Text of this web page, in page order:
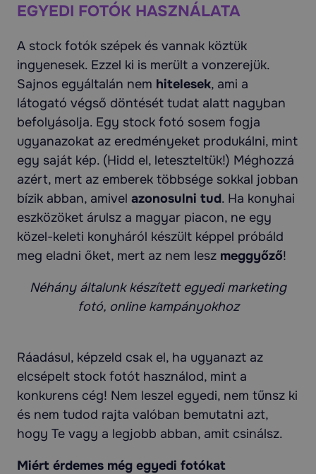
EGYEDI FOTÓK HASZNÁLATA
A stock fotók szépek és vannak köztük
ingyenesek. Ezzel ki is merült a vonzerejük.
Sajnos egyáltalán nem hitelesek, ami a
látogató végső döntését tudat alatt nagyban
befolyásolja. Egy stock fotó sosem fogja
ugyanazokat az eredményeket produkálni, mint
egy saját kép. (Hidd el, leteszteltük!) Méghozzá
azért, mert az emberek többsége sokkal jobban
bízik abban, amivel azonosulni tud. Ha konyhai
eszközöket árulsz a magyar piacon, ne egy
közel-keleti konyháról készült képpel próbáld
meg eladni őket, mert az nem lesz meggyőző!
Néhány általunk készített egyedi marketing
fotó, online kampányokhoz
Ráadásul, képzeld csak el, ha ugyanazt az
elcsépelt stock fotót használod, mint a
konkurens cég! Nem leszel egyedi, nem tűnsz ki
és nem tudod rajta valóban bemutatni azt,
hogy Te vagy a legjobb abban, amit csinálsz.
Miért érdemes még egyedi fotókat